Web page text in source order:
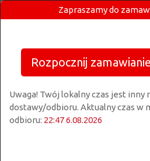
Zapraszamy do
Rozpocznij zamawianie
Uwaga! Twój lokalny czas jest inny
dostawy/odbioru. Aktualny czas w
odbioru: 22:47 6.08.2026